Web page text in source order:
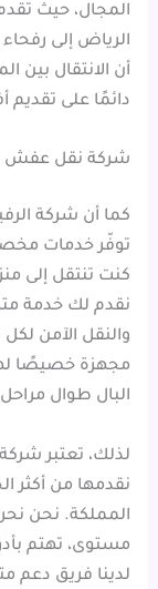
المجال، حيث
الرياض إلى
أن الانتقال بين
دائمًا على تقديم
شركة نقل عفش
كما أن شركة
توفّر خدمات
كنت تنتقل إلى
نقدم لك خدمة
والنقل الآمن
مجهزة خصيصًا
البال طوال
لذلك، تعتبر
نقدمها من أكثر
المملكة. نحن
مستوى، تهتم
لدينا فريق دعم